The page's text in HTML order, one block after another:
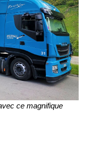
ce magnifique